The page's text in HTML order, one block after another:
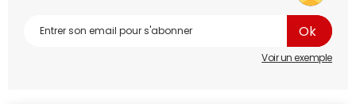
Voir un exemple